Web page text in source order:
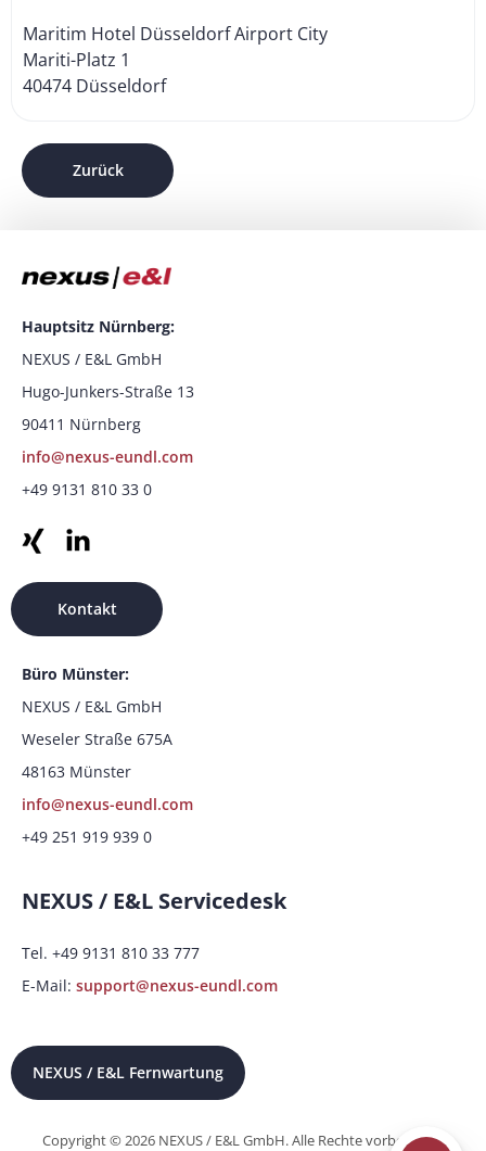
Maritim Hotel Düsseldorf Airport City
Mariti-Platz 1
40474 Düsseldorf
Zurück
Hauptsitz Nürnberg:
NEXUS / E&L GmbH
Hugo-Junkers-Straße 13
90411 Nürnberg
info@nexus-eundl.com
+49 9131 810 33 0
Büro Münster:
NEXUS / E&L GmbH
Weseler Straße 675A
48163 Münster
info@nexus-eundl.com
+49 251 919 939 0
NEXUS / E&L Servicedesk
Tel. +49 9131 810 33 777
E-Mail: support@nexus-eundl.com
Kontakt
NEXUS / E&L Fernwartung
Copyright © 2026 NEXUS / E&L GmbH. Alle Rechte vorbehalten